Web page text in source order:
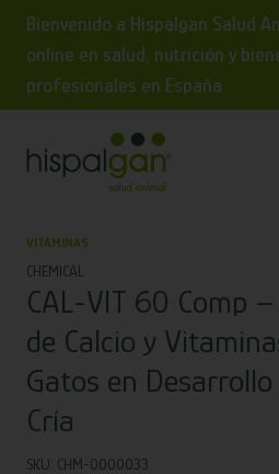
Bienvenido a Hispalgan Salud
online en salud, nutrición y
profesionales en España
VITAMINAS
CHEMICAL
CAL-VIT 60 Comp
de Calcio y
Gatos en
Cría
SKU: CHM-0000033